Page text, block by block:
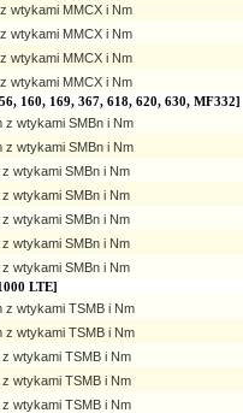
wtykami MMCX i Nm
wtykami MMCX i Nm
wtykami MMCX i Nm
wtykami MMCX i Nm
160, 169, 367, 618, 620, 630, MF332]
z wtykami SMBn i Nm
z wtykami SMBn i Nm
wtykami SMBn i Nm
wtykami SMBn i Nm
wtykami SMBn i Nm
wtykami SMBn i Nm
wtykami SMBn i Nm
LTE]
z wtykami TSMB i Nm
z wtykami TSMB i Nm
wtykami TSMB i Nm
wtykami TSMB i Nm
wtykami TSMB i Nm